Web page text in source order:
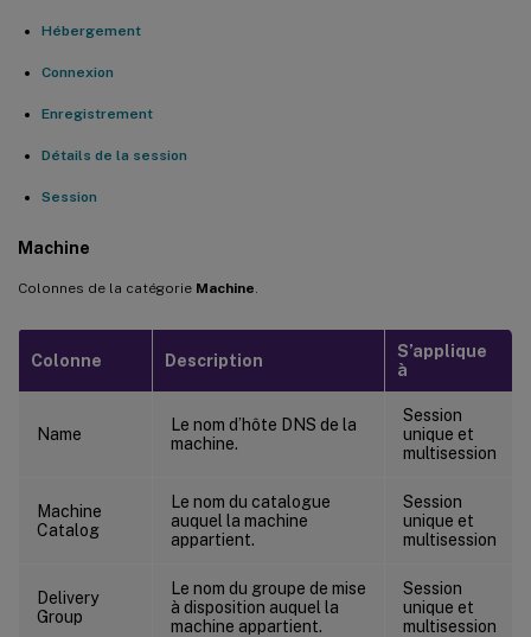
Hébergement
Connexion
Enregistrement
Détails de la session
Session
Machine
Colonnes de la catégorie Machine
Colonne Description
S’applique
à
Name
Le nom d’hôte DNS de la
machine.
Session
unique et
multisession
Machine
Catalog
Le nom du catalogue
auquel la machine
appartient.
Session
unique et
multisession
Delivery
Group
Le nom du groupe de mise
à disposition auquel la
machine appartient.
Session
unique et
multisession